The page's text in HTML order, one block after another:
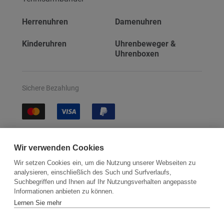
Herrenuhren Damenuhren
Kinderuhren
Uhrenbeweger &
Uhrenboxen
Sichere Bezahlung
Kontakt Newsletter Partner
Versand
Wir verwenden Cookies
Wir setzen Cookies ein, um die Nutzung unserer Webseiten zu
analysieren, einschließlich des Such und Surfverlaufs,
Suchbegriffen und Ihnen auf Ihr Nutzungsverhalten angepasste
Informationen anbieten zu können.
Lernen Sie mehr